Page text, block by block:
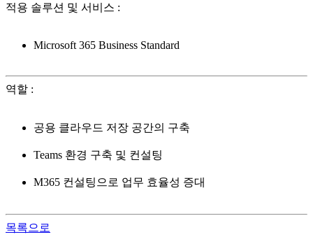
적용 솔루션 및 서비스 :
Microsoft 365 Business Standard
역할 :
공용 클라우드 저장 공간의 구축
Teams 환경 구축 및 컨설팅
M365 컨설팅으로 업무 효율성 증대
목록으로